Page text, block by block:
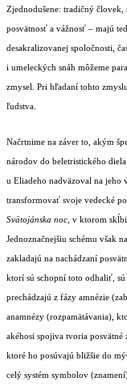
Zjednodušene: tradičný človek,
posvätnosť a vážnosť – majú
desakralizovanej spoločnosti,
i umeleckých snáh môžeme
zmysel. Pri hľadaní tohto
ľudstva.
Načrtnime na záver to, akým
národov do beletristického
u Eliadeho nadväzoval na jeho
transformovať svoje vedecké
Svätojánska noc, v ktorom
Jednoznačnejšiu schému však
zakladajú na nachádzaní
ktorí sú schopní toto odhaliť,
prechádzajú z fázy amnézie
anamnézy (rozpamätávania),
akéhosi spojiva tvoria
ktoré ho posúvajú bližšie do
celý systém symbolov